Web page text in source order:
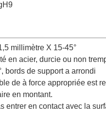
millimètre X 15-45°
en acier, durcie ou non
bords de support a arrondi
de à force appropriée est
en montant.
entrer en contact avec la